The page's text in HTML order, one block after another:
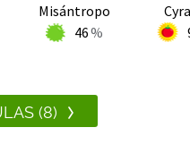
Misántropo
46
(8)